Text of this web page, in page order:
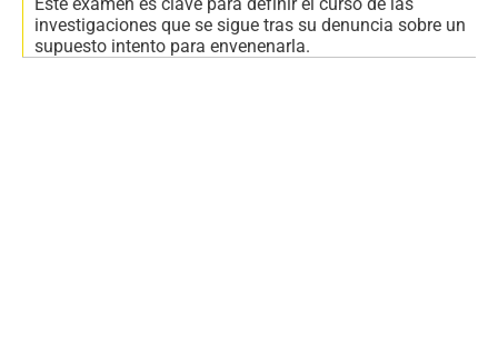
investigaciones que se sigue tras su denuncia sobre un
supuesto intento para envenenarla.